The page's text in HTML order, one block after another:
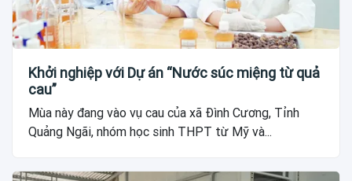
Khởi nghiệp với Dự án “Nước súc miệng từ quả
cau”
Mùa này đang vào vụ cau của xã Đình Cương, Tỉnh
Quảng Ngãi, nhóm học sinh THPT từ Mỹ và...